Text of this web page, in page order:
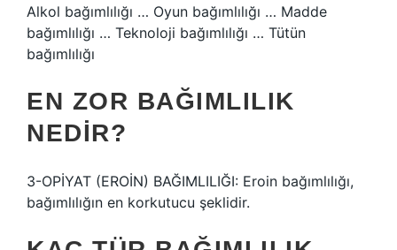
Alkol bağımlılığı … Oyun bağımlılığı … Madde
bağımlılığı … Teknoloji bağımlılığı … Tütün
bağımlılığı
EN ZOR BAĞIMLILIK
NEDIR?
3-OPİYAT (EROİN) BAĞIMLILIĞI: Eroin bağımlılığı,
bağımlılığın en korkutucu şeklidir.